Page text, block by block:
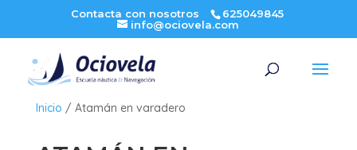
Contacta con nosotros
625049845
info@ociovela.com
Inicio / Atamán en varadero